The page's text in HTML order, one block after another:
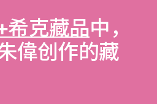
希克藏品中，
偉创作的藏